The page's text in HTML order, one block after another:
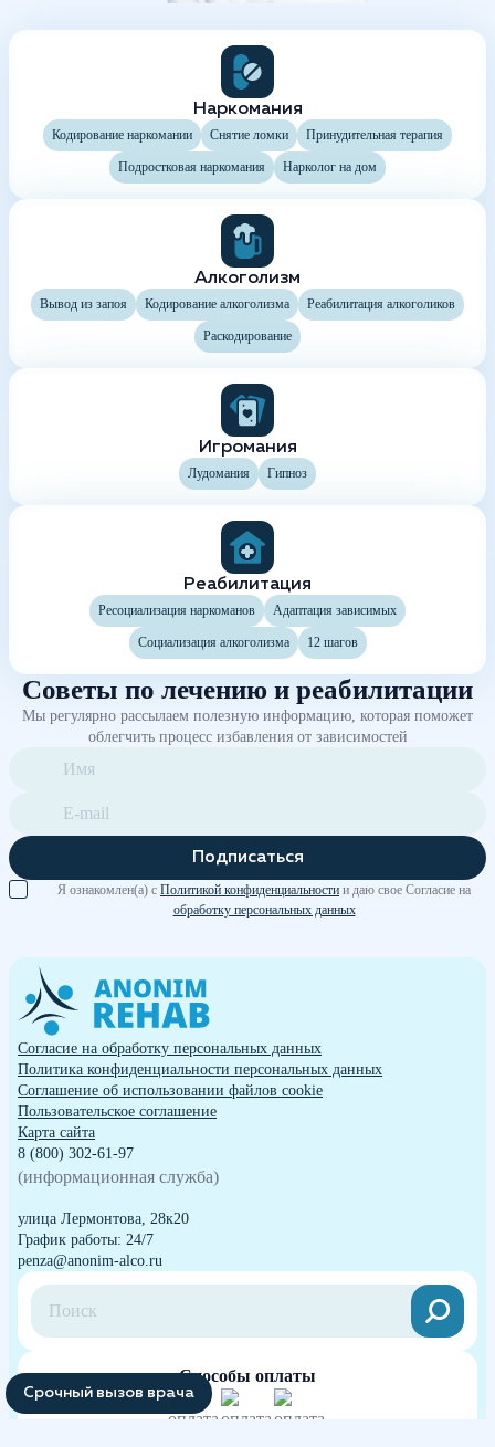
Наркомания
Кодирование наркомании Снятие ломки Принудительная терапия
Подростковая наркомания Нарколог на дом
Алкоголизм
Вывод из запоя Кодирование алкоголизма Реабилитация алкоголиков
Раскодирование
Игромания
Лудомания Гипноз
Реабилитация
Ресоциализация наркоманов Адаптация зависимых
Социализация алкоголизма 12 шагов
Советы по лечению и реабилитации
Мы регулярно рассылаем полезную информацию, которая поможет
облегчить процесс избавления от зависимостей
Подписаться
Я ознакомлен(а) с Политикой конфиденциальности и даю свое Согласие на
обработку персональных данных
Согласие на обработку персональных данных
Политика конфиденциальности персональных данных
Cоглашение об использовании файлов cookie
Пользовательское соглашение
Карта сайта
8 (800) 302-61-97
(информационная служба)
улица Лермонтова, 28к20
График работы: 24/7
penza@anonim-alco.ru
Способы оплаты
Срочный вызов врача